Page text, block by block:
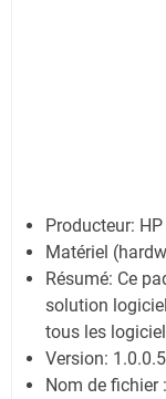
Producteur: HP
Matériel
Résumé: Ce
solution
tous les
Version: 1.0.0.5
Nom de fichier